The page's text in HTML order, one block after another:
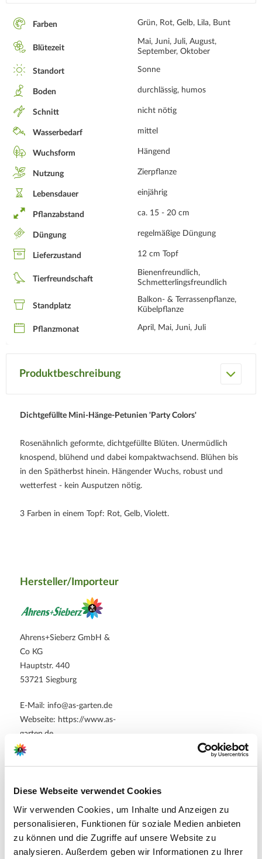
Diese Webseite verwendet Cookies
Wir verwenden Cookies, um Inhalte und Anzeigen zu
personalisieren, Funktionen für soziale Medien anbieten
zu können und die Zugriffe auf unsere Website zu
analysieren. Außerdem geben wir Informationen zu Ihrer
Farben Grün, Rot, Gelb, Lila, Bunt
Blütezeit
Mai, Juni, Juli, August,
September, Oktober
Standort Sonne
Boden durchlässig, humos
Schnitt nicht nötig
Wasserbedarf mittel
Wuchsform Hängend
Nutzung Zierpflanze
Lebensdauer einjährig
Pflanzabstand ca. 15 - 20 cm
Düngung regelmäßige Düngung
Lieferzustand 12 cm Topf
Tierfreundschaft
Bienenfreundlich,
Schmetterlingsfreundlich
Standplatz
Balkon- & Terrassenpflanze,
Kübelpflanze
Pflanzmonat April, Mai, Juni, Juli
Produktbeschreibung
Dichtgefüllte Mini-Hänge-Petunien 'Party Colors'
Rosenähnlich geformte, dichtgefüllte Blüten. Unermüdlich
knospend, blühend und dabei kompaktwachsend. Blühen bis
in den Spätherbst hinein. Hängender Wuchs, robust und
wetterfest - kein Ausputzen nötig.
3 Farben in einem Topf: Rot, Gelb, Violett.
Hersteller/Importeur
Ahrens+Sieberz GmbH &
Co KG
Hauptstr. 440
53721 Siegburg
E-Mail: info@as-garten.de
Webseite: https://www.as-
garten.de
Pflegetipps
Produktspezifisch
Standort
Zubehör Produkte